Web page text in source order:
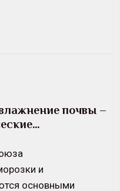
почвы –
и
основными